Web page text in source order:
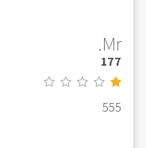
Mr.
177
555